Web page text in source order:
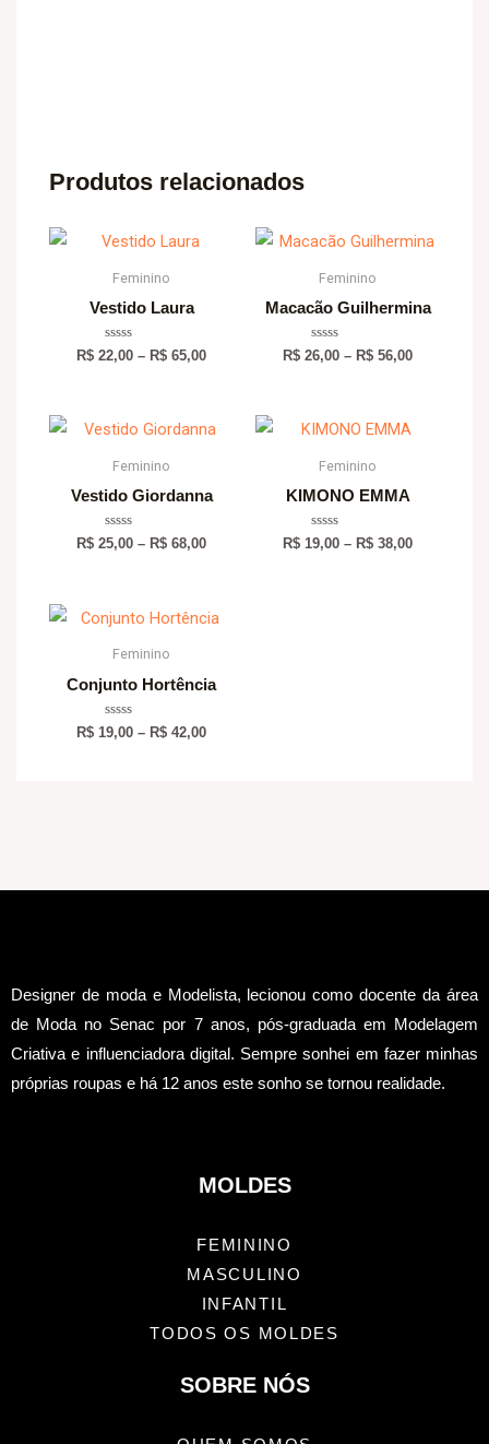
Produtos relacionados
Feminino
Vestido Laura
Avaliação
0
R$ 22,00 – R$ 65,00
Feminino
Macacão Guilhermina
Avaliação
0
R$ 26,00 – R$ 56,00
Price
R$ 56,00
Feminino
Vestido Giordanna
Avaliação
R$ 25,00 – R$ 68,00
Price
R$ 68,00
Feminino
KIMONO EMMA
Avaliação
R$ 19,00 – R$ 38,00
Feminino
Conjunto Hortência
Avaliação
0
R$ 19,00 – R$ 42,00
Price
R$ 42,00
Designer de moda e Modelista, lecionou como docente da área
de Moda no Senac por 7 anos, pós-graduada em Modelagem
Criativa e influenciadora digital. Sempre sonhei em fazer minhas
próprias roupas e há 12 anos este sonho se tornou realidade.
MOLDES
FEMININO
MASCULINO
INFANTIL
TODOS OS MOLDES
SOBRE NÓS